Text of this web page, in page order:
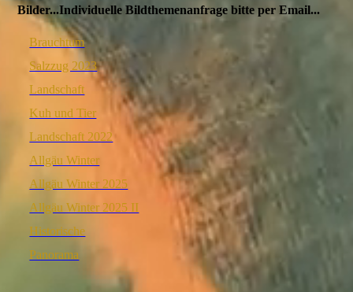
Bilder...Individuelle Bildthemenanfrage bitte per Email...
Brauchtum
Salzzug 2023
Landschaft
Kuh und Tier
Landschaft 2022
Allgäu Winter
Allgäu Winter 2025
Allgäu Winter 2025 II
Historische
Panorama